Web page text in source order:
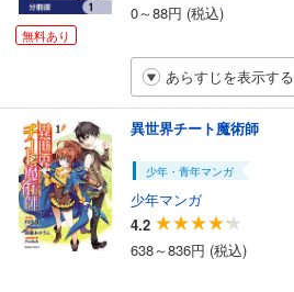
無料あり
0～88円 (税込)
あらすじを表示する
異世界チート魔術師
少年・青年マンガ
少年マンガ
4.2
638～836円 (税込)